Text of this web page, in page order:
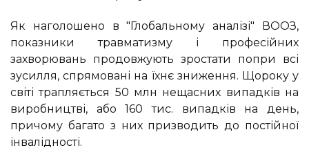
Як наголошено в "Глобальному аналізі" ВООЗ,
показники травматизму і професійних
захворювань продовжують зростати попри всі
зусилля, спрямовані на їхнє зниження. Щороку у
світі трапляється 50 млн нещасних випадків на
виробництві, або 160 тис. випадків на день,
причому багато з них призводить до постійної
інвалідності.